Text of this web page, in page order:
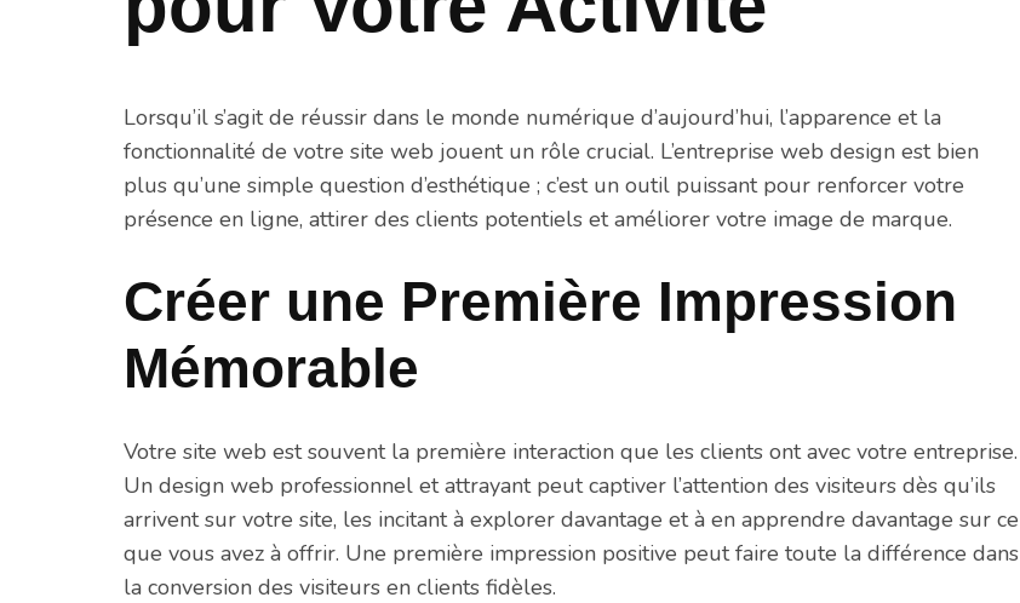
Lorsqu’il s’agit de réussir dans le monde numérique d’aujourd’hui, l’apparence et la
fonctionnalité de votre site web jouent un rôle crucial. L’entreprise web design est bien
plus qu’une simple question d’esthétique ; c’est un outil puissant pour renforcer votre
présence en ligne, attirer des clients potentiels et améliorer votre image de marque.
Créer une Première Impression
Mémorable
Votre site web est souvent la première interaction que les clients ont avec votre entreprise.
Un design web professionnel et attrayant peut captiver l’attention des visiteurs dès qu’ils
arrivent sur votre site, les incitant à explorer davantage et à en apprendre davantage sur ce
que vous avez à offrir. Une première impression positive peut faire toute la différence dans
la conversion des visiteurs en clients fidèles.